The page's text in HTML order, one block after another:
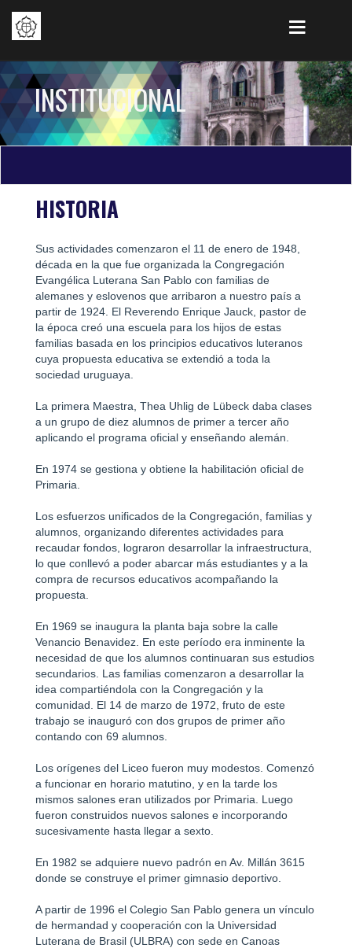
INSTITUCIONAL
HISTORIA
Sus actividades comenzaron el 11 de enero de 1948,
década en la que fue organizada la Congregación
Evangélica Luterana San Pablo con familias de
alemanes y eslovenos que arribaron a nuestro país a
partir de 1924. El Reverendo Enrique Jauck, pastor de
la época creó una escuela para los hijos de estas
familias basada en los principios educativos luteranos
cuya propuesta educativa se extendió a toda la
sociedad uruguaya.
La primera Maestra, Thea Uhlig de Lübeck daba clases
a un grupo de diez alumnos de primer a tercer año
aplicando el programa oficial y enseñando alemán.
En 1974 se gestiona y obtiene la habilitación oficial de
Primaria.
Los esfuerzos unificados de la Congregación, familias y
alumnos, organizando diferentes actividades para
recaudar fondos, lograron desarrollar la infraestructura,
lo que conllevó a poder abarcar más estudiantes y a la
compra de recursos educativos acompañando la
propuesta.
En 1969 se inaugura la planta baja sobre la calle
Venancio Benavidez. En este período era inminente la
necesidad de que los alumnos continuaran sus estudios
secundarios. Las familias comenzaron a desarrollar la
idea compartiéndola con la Congregación y la
comunidad. El 14 de marzo de 1972, fruto de este
trabajo se inauguró con dos grupos de primer año
contando con 69 alumnos.
Los orígenes del Liceo fueron muy modestos. Comenzó
a funcionar en horario matutino, y en la tarde los
mismos salones eran utilizados por Primaria. Luego
fueron construidos nuevos salones e incorporando
sucesivamente hasta llegar a sexto.
En 1982 se adquiere nuevo padrón en Av. Millán 3615
donde se construye el primer gimnasio deportivo.
A partir de 1996 el Colegio San Pablo genera un vínculo
de hermandad y cooperación con la Universidad
Luterana de Brasil (ULBRA) con sede en Canoas